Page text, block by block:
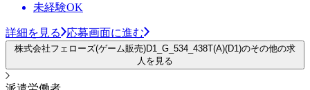
未経験OK
詳細を見る 応募画面に進む
株式会社フェローズ(ゲーム販売)D1_G_534_438T(A)(D1)のその他の求
人を見る